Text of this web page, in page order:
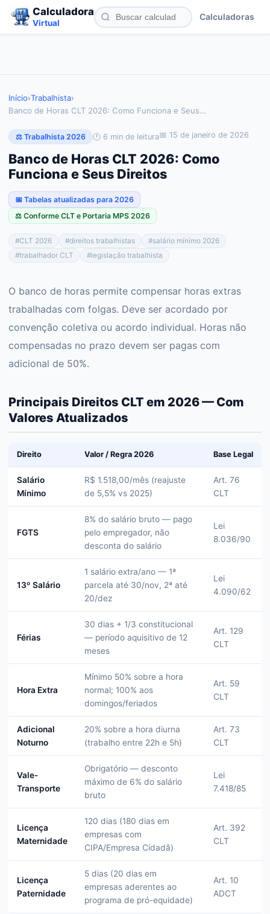
Calculadora
Virtual
Calculadoras
Início›Trabalhista›
Banco de Horas CLT 2026: Como Funciona e Seus…
⚖️ Trabalhista 2026 🕐 6 min de leitura📅 15 de janeiro de 2026
Banco de Horas CLT 2026: Como
Funciona e Seus Direitos
📅 Tabelas atualizadas para 2026
⚖️ Conforme CLT e Portaria MPS 2026
#CLT 2026 #direitos trabalhistas #salário mínimo 2026
#trabalhador CLT #legislação trabalhista
O banco de horas permite compensar horas extras
trabalhadas com folgas. Deve ser acordado por
convenção coletiva ou acordo individual. Horas não
compensadas no prazo devem ser pagas com
adicional de 50%.
Principais Direitos CLT em 2026 — Com
Valores Atualizados
Direito Valor / Regra 2026 Base Legal
Salário
Mínimo
R$ 1.518,00/mês (reajuste
de 5,5% vs 2025)
Art. 76
CLT
FGTS
8% do salário bruto — pago
pelo empregador, não
desconta do salário
Lei
8.036/90
13º Salário
1 salário extra/ano — 1ª
parcela até 30/nov, 2ª até
20/dez
Lei
4.090/62
Férias
30 dias + 1/3 constitucional
— período aquisitivo de 12
meses
Art. 129
CLT
Hora Extra
Mínimo 50% sobre a hora
normal; 100% aos
domingos/feriados
Art. 59
CLT
Adicional
Noturno
20% sobre a hora diurna
(trabalho entre 22h e 5h)
Art. 73
CLT
Vale-
Transporte
Obrigatório — desconto
máximo de 6% do salário
bruto
Lei
7.418/85
Licença
Maternidade
120 dias (180 dias em
empresas com
CIPA/Empresa Cidadã)
Art. 392
CLT
Licença
Paternidade
5 dias (20 dias em
empresas aderentes ao
programa de pró-equidade)
Art. 10
ADCT